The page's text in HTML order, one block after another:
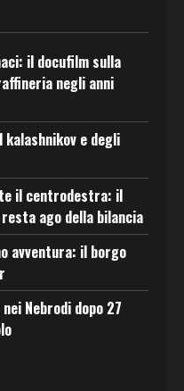
il docufilm sulla
negli anni
kalashnikov e degli
il centrodestra: il
ago della bilancia
avventura: il borgo
Nebrodi dopo 27